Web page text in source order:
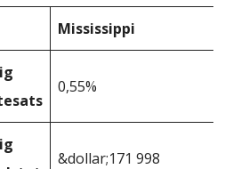
Mississippi
0,55%
&dollar;171 998